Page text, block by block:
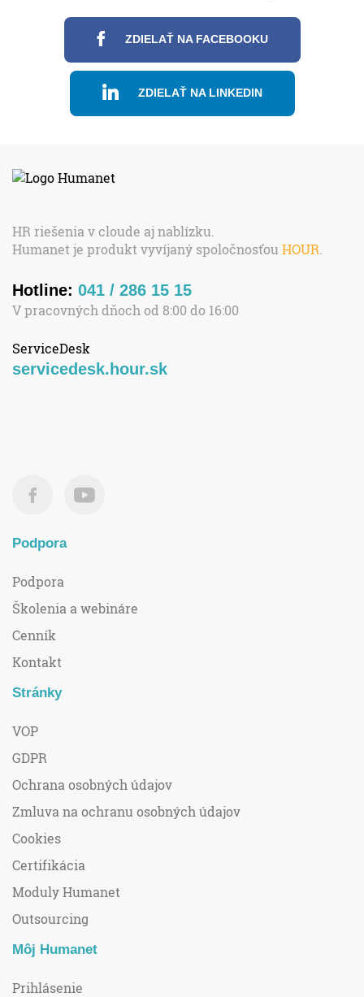
ZDIELAŤ NA FACEBOOKU
ZDIELAŤ NA LINKEDIN
HR riešenia v cloude aj nablízku.
Humanet je produkt vyvíjaný spoločnosťou HOUR
Hotline: 041 / 286 15 15
V pracovných dňoch od 8:00 do 16:00
ServiceDesk
servicedesk.hour.sk
Podpora
Podpora
Školenia a webináre
Cenník
Kontakt
Stránky
VOP
GDPR
Ochrana osobných údajov
Zmluva na ochranu osobných údajov
Cookies
Certifikácia
Moduly Humanet
Outsourcing
Môj Humanet
Prihlásenie